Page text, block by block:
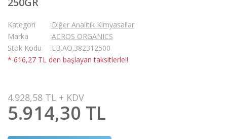
Kategori
Diğer Analitik Kimyasallar
Marka
ACROS ORGANICS
Stok Kodu
LB.AO.382312500
* 616,27 TL den başlayan taksitlerle!!
4.928,58 TL + KDV
5.914,30 TL